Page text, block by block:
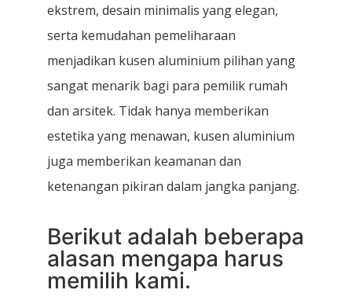
ekstrem, desain minimalis yang elegan,
serta kemudahan pemeliharaan
menjadikan kusen aluminium pilihan yang
sangat menarik bagi para pemilik rumah
dan arsitek. Tidak hanya memberikan
estetika yang menawan, kusen aluminium
juga memberikan keamanan dan
ketenangan pikiran dalam jangka panjang.
Berikut adalah beberapa
alasan mengapa harus
memilih kami.